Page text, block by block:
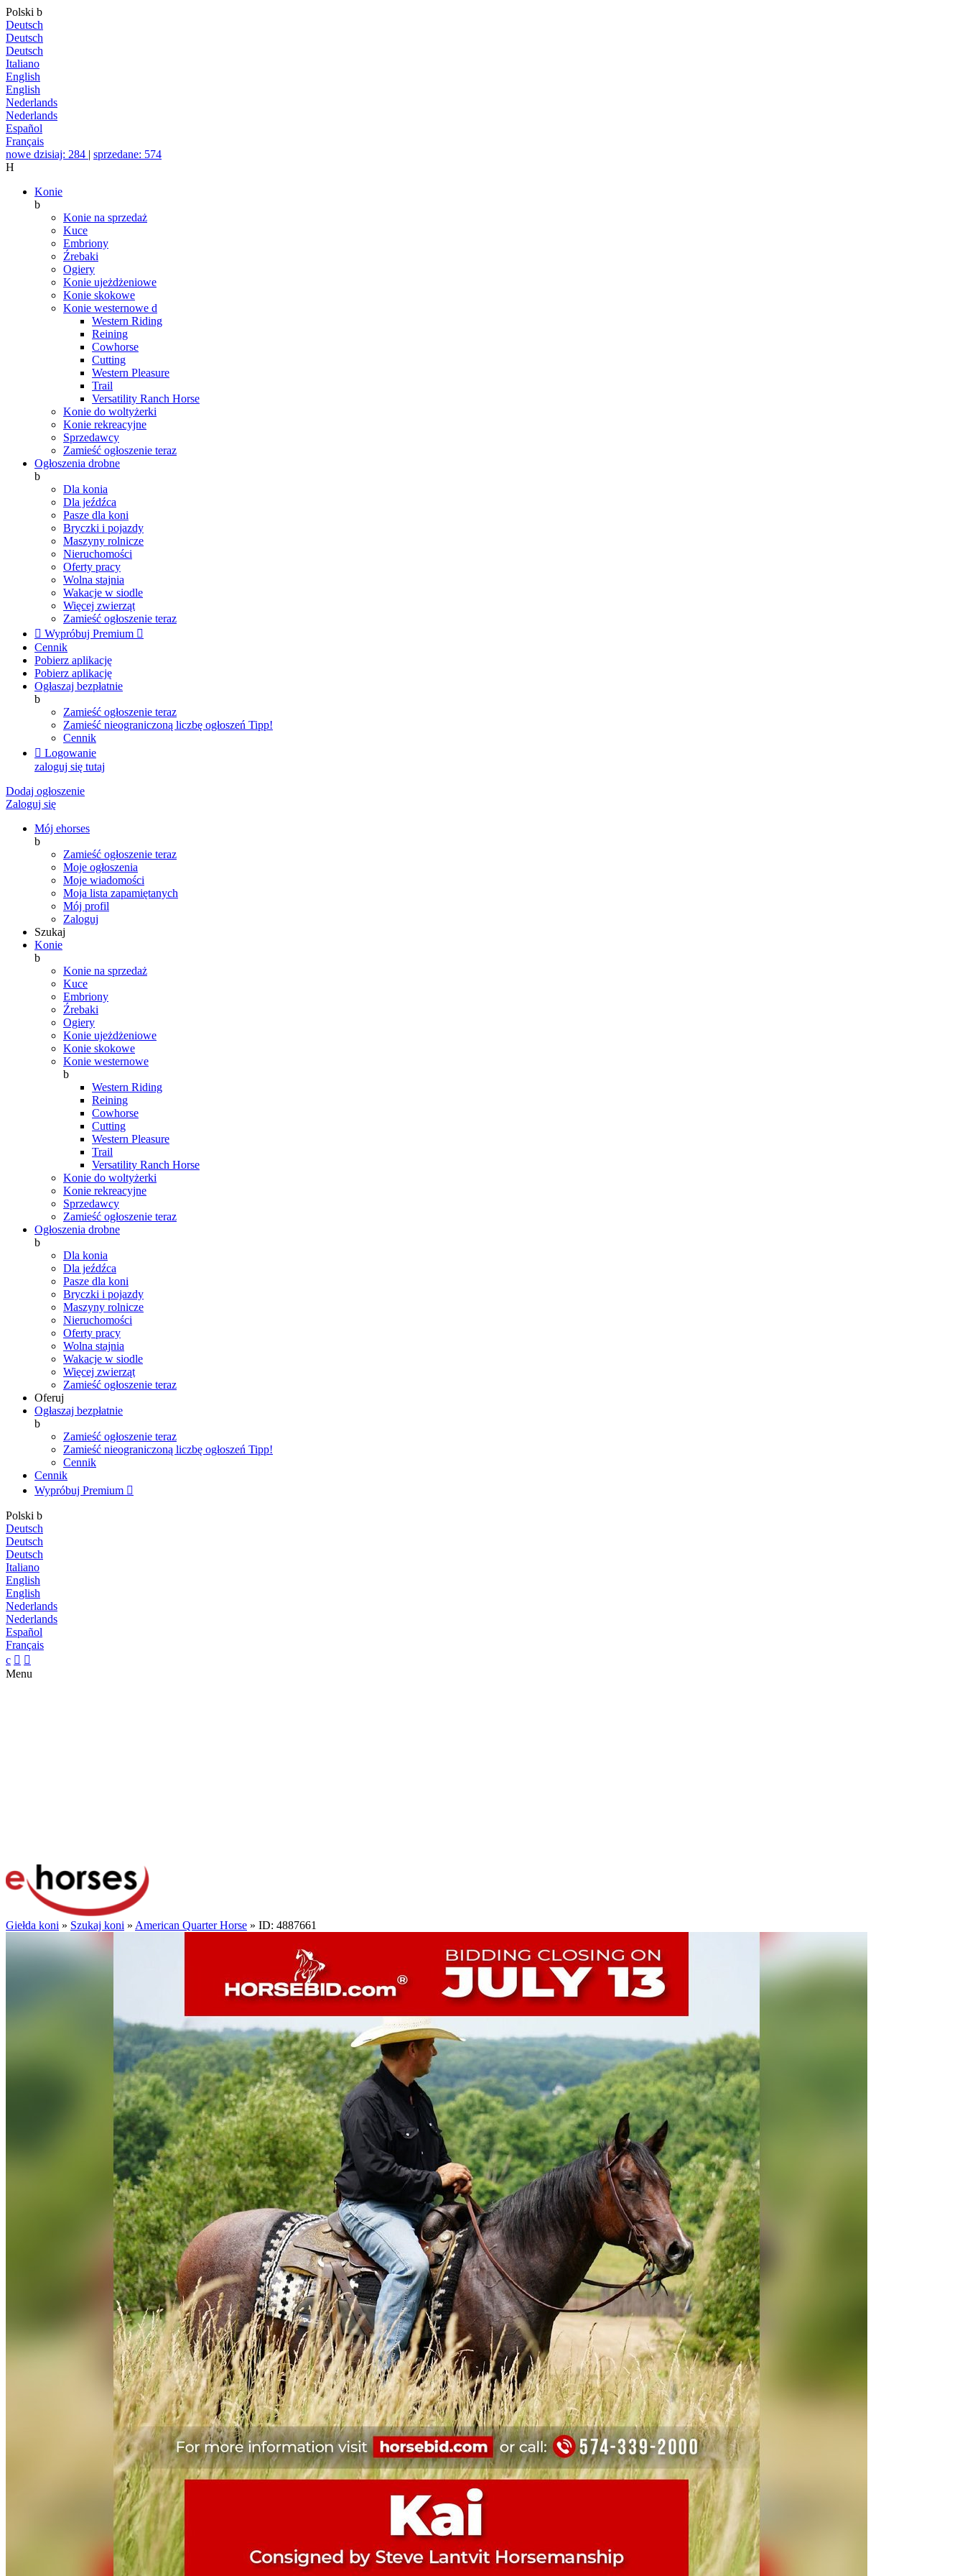
Polski b
Deutsch
Deutsch
Deutsch
Italiano
English
English
Nederlands
Nederlands
Español
Français
nowe dzisiaj: 284 | sprzedane: 574
H
Konie
b
Konie na sprzedaż
Kuce
Embriony
Źrebaki
Ogiery
Konie ujeżdżeniowe
Konie skokowe
Konie westernowe d
Western Riding
Reining
Cowhorse
Cutting
Western Pleasure
Trail
Versatility Ranch Horse
Konie do woltyżerki
Konie rekreacyjne
Sprzedawcy
Zamieść ogłoszenie teraz
Ogłoszenia drobne
b
Dla konia
Dla jeźdźca
Pasze dla koni
Bryczki i pojazdy
Maszyny rolnicze
Nieruchomości
Oferty pracy
Wolna stajnia
Wakacje w siodle
Więcej zwierząt
Zamieść ogłoszenie teraz
 Wypróbuj Premium 
Cennik
Pobierz aplikację
Pobierz aplikację
Ogłaszaj bezpłatnie
b
Zamieść ogłoszenie teraz
Zamieść nieograniczoną liczbę ogłoszeń Tipp!
Cennik
 Logowanie
zaloguj się tutaj
Dodaj ogłoszenie
Zaloguj się
Mój ehorses
b
Zamieść ogłoszenie teraz
Moje ogłoszenia
Moje wiadomości
Moja lista zapamiętanych
Mój profil
Zaloguj
Szukaj
Konie
b
Konie na sprzedaż
Kuce
Embriony
Źrebaki
Ogiery
Konie ujeżdżeniowe
Konie skokowe
Konie westernowe
b
Western Riding
Reining
Cowhorse
Cutting
Western Pleasure
Trail
Versatility Ranch Horse
Konie do woltyżerki
Konie rekreacyjne
Sprzedawcy
Zamieść ogłoszenie teraz
Ogłoszenia drobne
b
Dla konia
Dla jeźdźca
Pasze dla koni
Bryczki i pojazdy
Maszyny rolnicze
Nieruchomości
Oferty pracy
Wolna stajnia
Wakacje w siodle
Więcej zwierząt
Zamieść ogłoszenie teraz
Oferuj
Ogłaszaj bezpłatnie
b
Zamieść ogłoszenie teraz
Zamieść nieograniczoną liczbę ogłoszeń Tipp!
Cennik
Cennik
Wypróbuj Premium 
Polski b
Deutsch
Deutsch
Deutsch
Italiano
English
English
Nederlands
Nederlands
Español
Français
c  
Menu
Giełda koni » Szukaj koni » American Quarter Horse » ID: 4887661